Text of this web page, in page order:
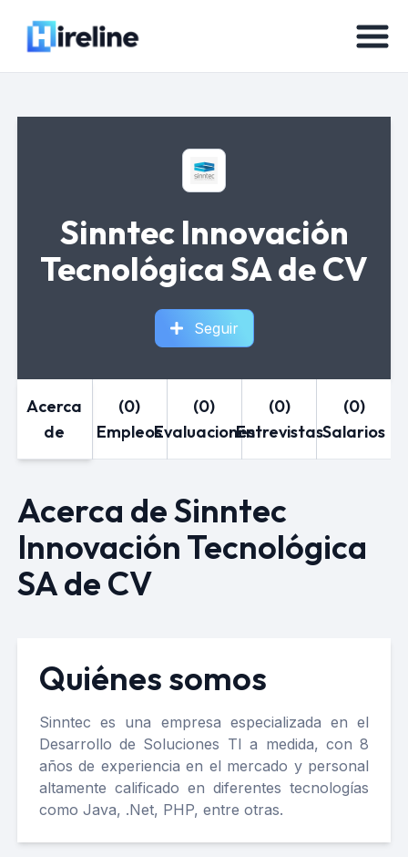
Sinntec Innovación
Tecnológica SA de CV
Seguir
Acerca
de
(0)
Empleos
(0)
Evaluaciones
(0)
Entrevistas
(0)
Salarios
Acerca de Sinntec
Innovación Tecnológica
SA de CV
Quiénes somos
Sinntec es una empresa especializada en el
Desarrollo de Soluciones TI a medida, con 8
años de experiencia en el mercado y personal
altamente calificado en diferentes tecnologías
como Java, .Net, PHP, entre otras.